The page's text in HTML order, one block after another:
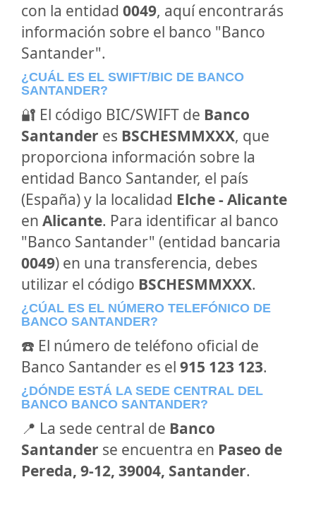
con la entidad 0049, aquí encontrarás
información sobre el banco "Banco
Santander".
¿CUÁL ES EL SWIFT/BIC DE BANCO
SANTANDER?
🔐 El código BIC/SWIFT de Banco
Santander es BSCHESMMXXX, que
proporciona información sobre la
entidad Banco Santander, el país
(España) y la localidad Elche - Alicante
en Alicante. Para identificar al banco
"Banco Santander" (entidad bancaria
0049) en una transferencia, debes
utilizar el código BSCHESMMXXX.
¿CÚAL ES EL NÚMERO TELEFÓNICO DE
BANCO SANTANDER?
☎️ El número de teléfono oficial de
Banco Santander es el 915 123 123.
¿DÓNDE ESTÁ LA SEDE CENTRAL DEL
BANCO BANCO SANTANDER?
📍 La sede central de Banco
Santander se encuentra en Paseo de
Pereda, 9-12, 39004, Santander.